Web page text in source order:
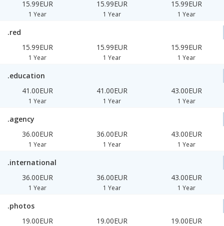
15.99EUR
1 Year
15.99EUR
1 Year
15.99EUR
1 Year
.red
15.99EUR
1 Year
15.99EUR
1 Year
15.99EUR
1 Year
.education
41.00EUR
1 Year
41.00EUR
1 Year
43.00EUR
1 Year
.agency
36.00EUR
1 Year
36.00EUR
1 Year
43.00EUR
1 Year
.international
36.00EUR
1 Year
36.00EUR
1 Year
43.00EUR
1 Year
.photos
19.00EUR
19.00EUR 19.00EUR